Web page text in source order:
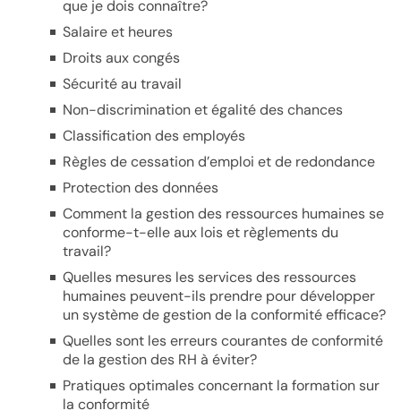
que je dois connaître?
Salaire et heures
Droits aux congés
Sécurité au travail
Non-discrimination et égalité des chances
Classification des employés
Règles de cessation d’emploi et de redondance
Protection des données
Comment la gestion des ressources humaines se
conforme-t-elle aux lois et règlements du
travail?
Quelles mesures les services des ressources
humaines peuvent-ils prendre pour développer
un système de gestion de la conformité efficace?
Quelles sont les erreurs courantes de conformité
de la gestion des RH à éviter?
Pratiques optimales concernant la formation sur
la conformité